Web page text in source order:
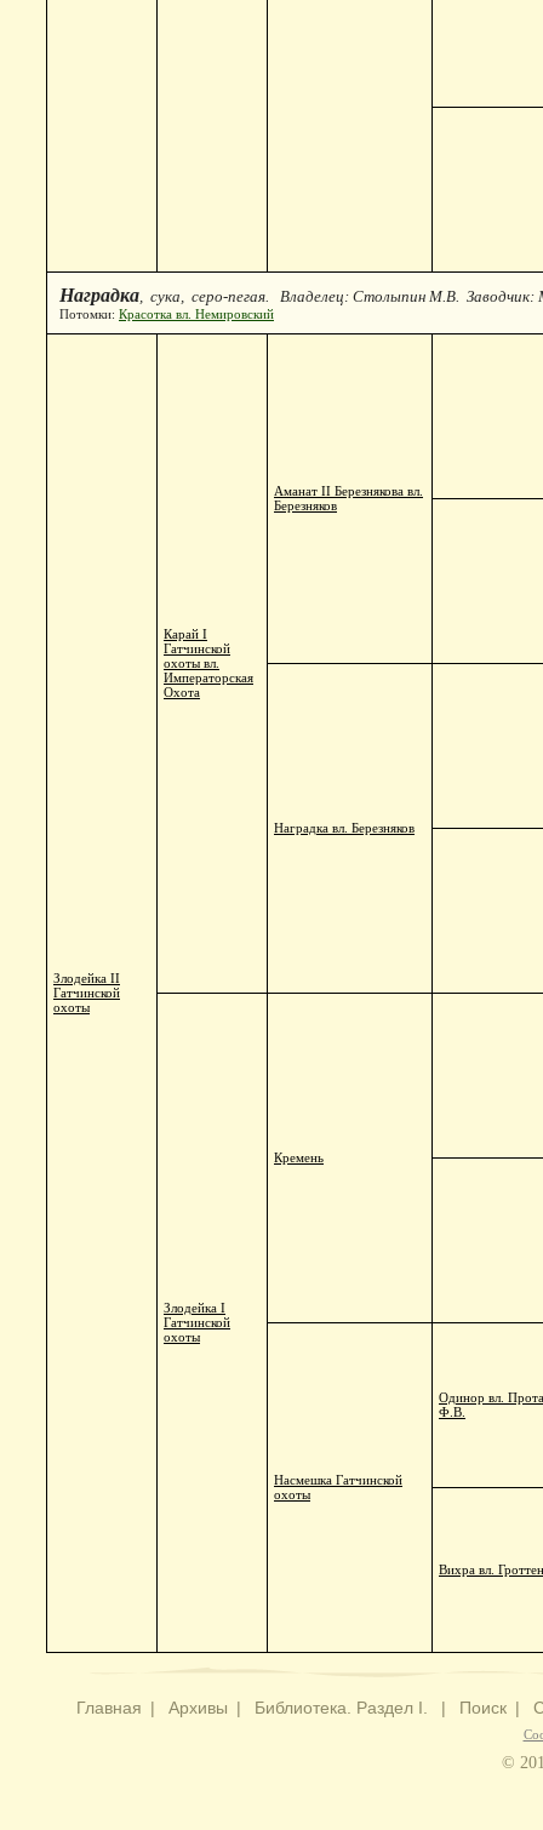
Наградка, сука, серо-пегая. Владелец: Столыпин М.В. Заводчик:
Потомки: Красотка вл. Немировский
Злодейка II
Гатчинской
охоты
Карай I
Гатчинской
охоты вл.
Императорская
Охота
Аманат II Березнякова вл.
Березняков
Наградка вл. Березняков
Злодейка I
Гатчинской
охоты
Кремень
Насмешка Гатчинской
охоты
Одинор вл.
Ф.В.
Вихра вл. Гроттен
Главная | Архивы | Библиотека. Раздел I. | Поиск |
©